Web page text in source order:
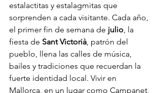
estalactitas y estalagmitas que
sorprenden a cada visitante. Cada año,
el primer fin de semana de julio, la
fiesta de Sant Victorià, patrón del
pueblo, llena las calles de música,
bailes y tradiciones que recuerdan la
fuerte identidad local. Vivir en
Mallorca, en un lugar como Campanet,